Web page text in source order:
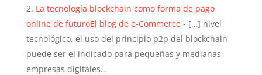
La tecnología blockchain como forma de pago
online de futuroEl blog de e-Commerce- […] nivel
tecnológico, el uso del principio p2p del blockchain
puede ser el indicado para pequeñas y medianas
empresas digitales…